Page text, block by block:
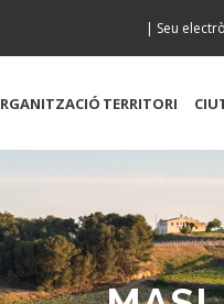
| Seu
TERRITORI